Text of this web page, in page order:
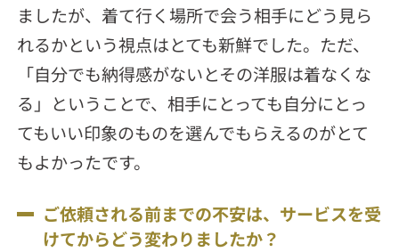
ましたが、着て行く場所で会う相手にどう見ら
れるかという視点はとても新鮮でした。ただ、
「自分でも納得感がないとその洋服は着なくな
る」ということで、相手にとっても自分にとっ
てもいい印象のものを選んでもらえるのがとて
もよかったです。
ご依頼される前までの不安は、サービスを受
けてからどう変わりましたか？